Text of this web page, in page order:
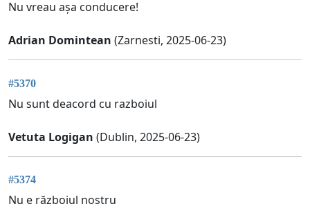
Nu vreau așa conducere!
Adrian Domintean (Zarnesti, 2025-06-23)
#5370
Nu sunt deacord cu razboiul
Vetuta Logigan (Dublin, 2025-06-23)
#5374
Nu e războiul nostru